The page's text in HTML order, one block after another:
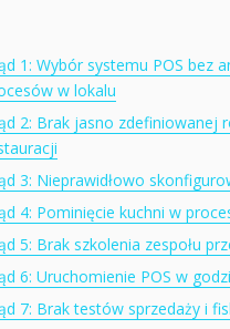
1: Wybór systemu POS bez
w lokalu
2: Brak jasno zdefiniowanej
3: Nieprawidłowo
4: Pominięcie kuchni w
5: Brak szkolenia zespołu
6: Uruchomienie POS w
7: Brak testów sprzedaży i